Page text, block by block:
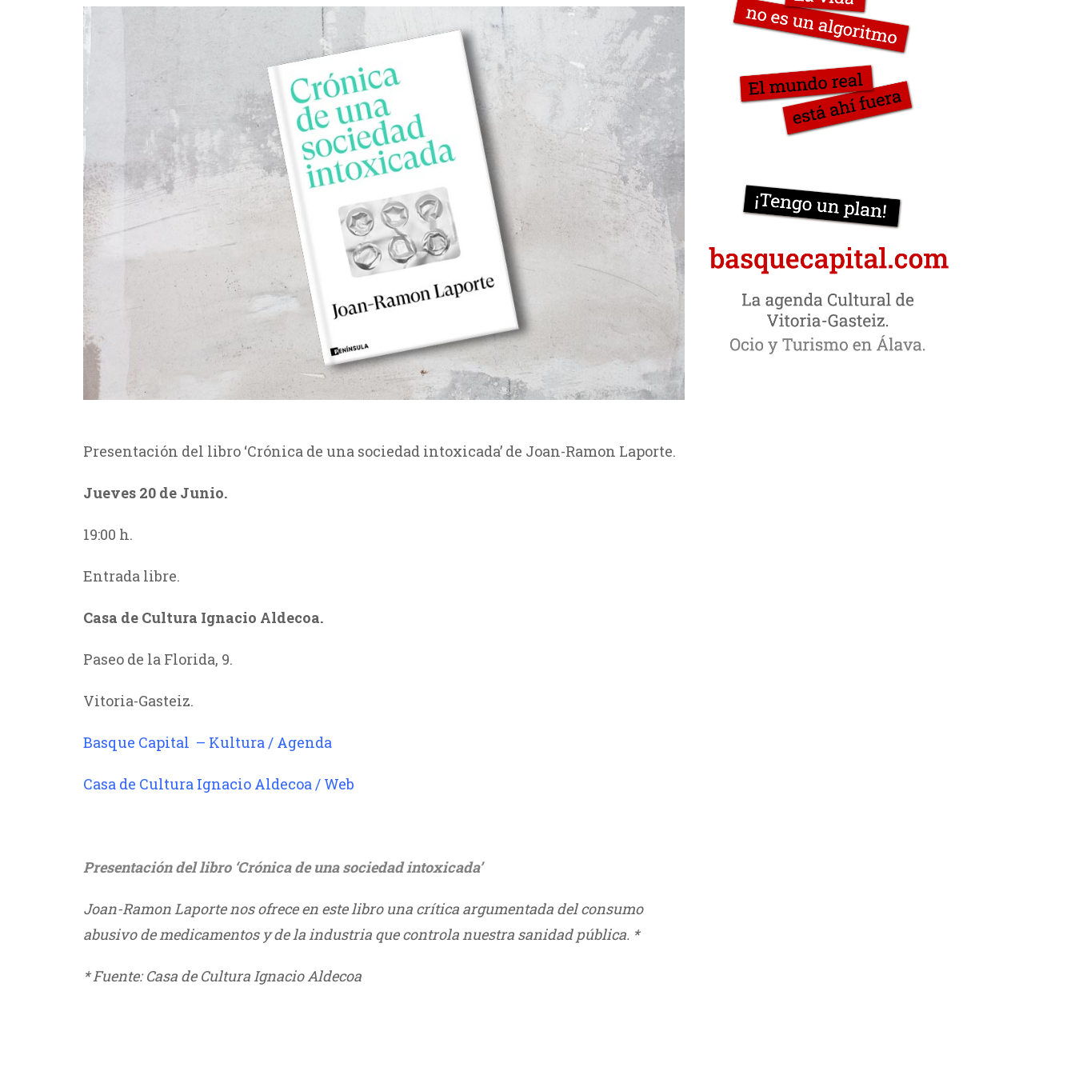
Presentación del libro ‘Crónica de una sociedad intoxicada’ de Joan-Ramon Laporte.
Jueves 20 de Junio.
19:00 h.
Entrada libre.
Casa de Cultura Ignacio Aldecoa.
Paseo de la Florida, 9.
Vitoria-Gasteiz.
Basque Capital – Kultura / Agenda
Casa de Cultura Ignacio Aldecoa / Web
Presentación del libro ‘Crónica de una sociedad intoxicada’
Joan-Ramon Laporte nos ofrece en este libro una crítica argumentada del consumo
abusivo de medicamentos y de la industria que controla nuestra sanidad pública. *
* Fuente: Casa de Cultura Ignacio Aldecoa